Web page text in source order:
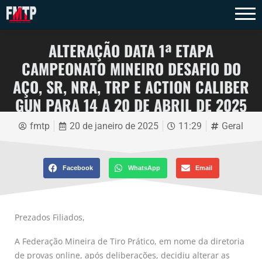
ALTERAÇÃO DATA 1ª ETAPA
CAMPEONATO MINEIRO DESAFIO DO
AÇO, SR, NRA, TRP E ACTION CALIBER
GUN PARA 14 A 20 DE ABRIL DE 2025
fmtp 20 de janeiro de 2025 11:29 Geral
Facebook WhatsApp Email
Prezados Filiados,
A Federação Mineira de Tiro Prático, em nome da diretoria
de provas online, após deliberações, decidiu alterar as